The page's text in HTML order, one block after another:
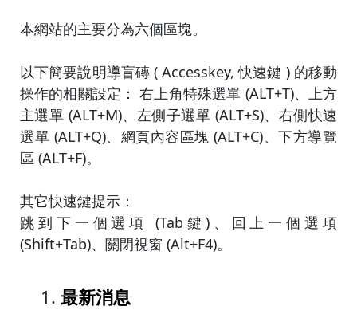
本網站的主要分為六個區塊。
以下簡要說明導盲磚 ( Accesskey, 快速鍵 ) 的移動
操作的相關設定： 右上角特殊選單 (ALT+T)、上方
主選單 (ALT+M)、左側子選單 (ALT+S)、右側快速
選單 (ALT+Q)、網頁內容區塊 (ALT+C)、下方導覽
區 (ALT+F)。
其它快速鍵提示：
跳到下一個選項 (Tab鍵)、回上一個選項
(Shift+Tab)、關閉視窗 (Alt+F4)。
最新消息